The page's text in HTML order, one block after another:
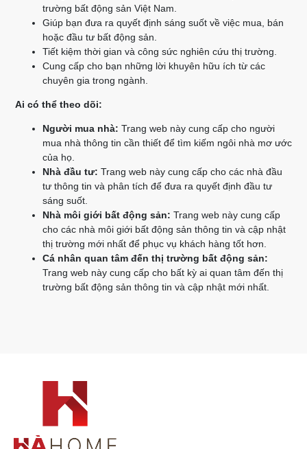
trường bất động sản Việt Nam.
Giúp bạn đưa ra quyết định sáng suốt về việc mua, bán
hoặc đầu tư bất động sản.
Tiết kiệm thời gian và công sức nghiên cứu thị trường.
Cung cấp cho bạn những lời khuyên hữu ích từ các
chuyên gia trong ngành.
Ai có thể theo dõi:
Người mua nhà: Trang web này cung cấp cho người
mua nhà thông tin cần thiết để tìm kiếm ngôi nhà mơ ước
của họ.
Nhà đầu tư: Trang web này cung cấp cho các nhà đầu
tư thông tin và phân tích để đưa ra quyết định đầu tư
sáng suốt.
Nhà môi giới bất động sản: Trang web này cung cấp
cho các nhà môi giới bất động sản thông tin và cập nhật
thị trường mới nhất để phục vụ khách hàng tốt hơn.
Cá nhân quan tâm đến thị trường bất động sản:
Trang web này cung cấp cho bất kỳ ai quan tâm đến thị
trường bất động sản thông tin và cập nhật mới nhất.